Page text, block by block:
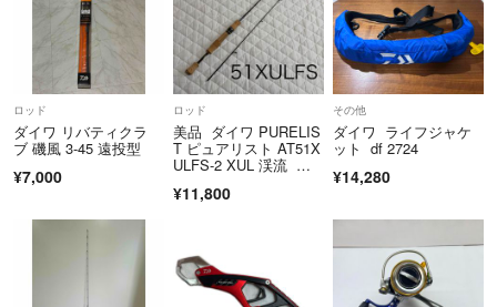
ロッド
ダイワ リバティクラ
ブ 磯風 3-45 遠投型
¥7,000
ロッド
美品 ダイワ PURELIS
T ピュアリスト AT51X
ULFS-2 XUL 渓流 エ
¥11,800
その他
ダイワ ライフジャケ
ット df 2724
¥14,280